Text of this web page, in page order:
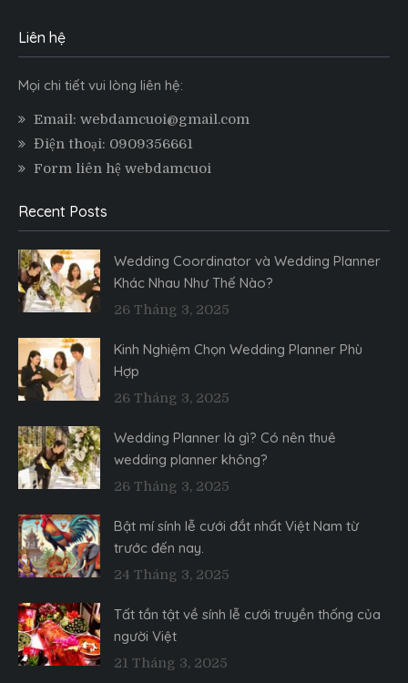
Liên hệ
Mọi chi tiết vui lòng liên hệ:
Email: webdamcuoi@gmail.com
Điện thoại: 0909356661
Form liên hệ webdamcuoi
Recent Posts
Wedding Coordinator và Wedding Planner
Khác Nhau Như Thế Nào?
26 Tháng 3, 2025
Kinh Nghiệm Chọn Wedding Planner Phù
Hợp
26 Tháng 3, 2025
Wedding Planner là gì? Có nên thuê
wedding planner không?
26 Tháng 3, 2025
Bật mí sính lễ cưới đắt nhất Việt Nam từ
trước đến nay.
24 Tháng 3, 2025
Tất tần tật về sính lễ cưới truyền thống của
người Việt
21 Tháng 3, 2025